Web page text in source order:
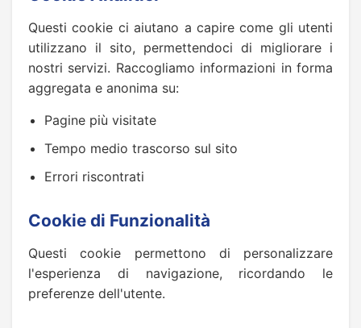
Questi cookie ci aiutano a capire come gli utenti
utilizzano il sito, permettendoci di migliorare i
nostri servizi. Raccogliamo informazioni in forma
aggregata e anonima su:
Pagine più visitate
Tempo medio trascorso sul sito
Errori riscontrati
Cookie di Funzionalità
Questi cookie permettono di personalizzare
l'esperienza di navigazione, ricordando le
preferenze dell'utente.